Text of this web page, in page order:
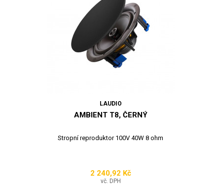
LAUDIO
AMBIENT T8, ČERNÝ
Stropní reproduktor 100V 40W 8 ohm
Cena
2 240,92 Kč
vč. DPH